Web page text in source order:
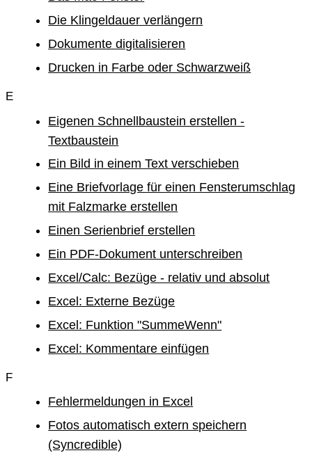
Die Klingeldauer verlängern
Dokumente digitalisieren
Drucken in Farbe oder Schwarzweiß
E
Eigenen Schnellbaustein erstellen -
Textbaustein
Ein Bild in einem Text verschieben
Eine Briefvorlage für einen Fensterumschlag
mit Falzmarke erstellen
Einen Serienbrief erstellen
Ein PDF-Dokument unterschreiben
Excel/Calc: Bezüge - relativ und absolut
Excel: Externe Bezüge
Excel: Funktion "SummeWenn"
Excel: Kommentare einfügen
F
Fehlermeldungen in Excel
Fotos automatisch extern speichern
(Syncredible)